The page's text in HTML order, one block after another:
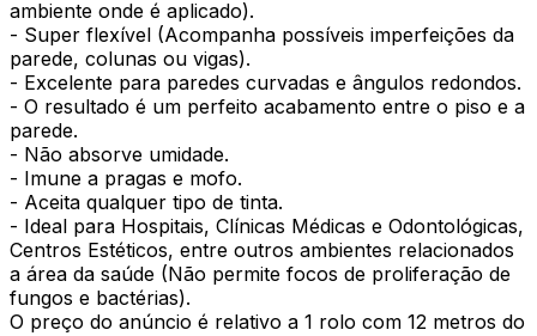
ambiente onde é aplicado).
- Super flexível (Acompanha possíveis imperfeições da
parede, colunas ou vigas).
- Excelente para paredes curvadas e ângulos redondos.
- O resultado é um perfeito acabamento entre o piso e a
parede.
- Não absorve umidade.
- Imune a pragas e mofo.
- Aceita qualquer tipo de tinta.
- Ideal para Hospitais, Clínicas Médicas e Odontológicas,
Centros Estéticos, entre outros ambientes relacionados
a área da saúde (Não permite focos de proliferação de
fungos e bactérias).
O preço do anúncio é relativo a 1 rolo com 12 metros do